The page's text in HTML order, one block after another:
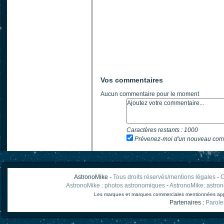
Vos commentaires
Aucun commentaire pour le moment
Caractères restants : 1000
Prévenez-moi d'un nouveau
AstronoMike - Tous droits réservés/mentions légales-
AstronoMike : photos astronomiques -AstronoMike:
Les marques et marques commerciales mentionnées
Partenaires :